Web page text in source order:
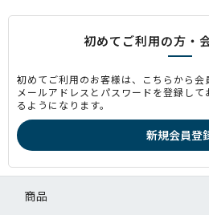
初めてご利用の方・
初めてご利用のお客様は、こちらから会
メールアドレスとパスワードを登録し
るようになります。
商品